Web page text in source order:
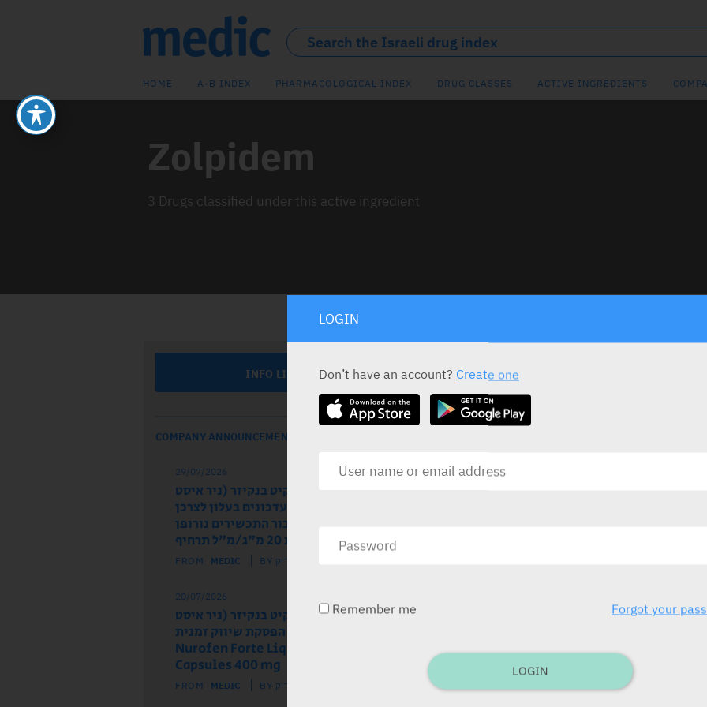
HOME A-B INDEX PHARMACOLOGICAL INDEX DRUG CLASSES ACTIVE INGREDIENTS
Zolpidem
3 Drugs classified under this active ingredient
INFO LINE
COMPANY ANNOUNCEMENTS
29/07/2026
בעל הרישום רקיט בנקיזר (ניר איסט
בע"מ) מודיע על עדכונים בעלון לצרכן
ובעלון לרופא עבור התכשירים נורופן
לילדים תפוז ותות 20 מ"ג/מ"ל תרחיף
FROM MEDIC BY מדיק
20/07/2026
בעל הרישום רקיט בנקיזר (ניר איסט
בע"מ) מודיע על הפסקת שיווק זמנית
של התכשיר Nurofen Forte Liquid
Capsules 400 mg
FROM MEDIC BY מדיק
Ambien CR
Sanofi
Unipharm
LOGIN
Don’t have an account? Create one
Remember me Forgot your
LOGIN